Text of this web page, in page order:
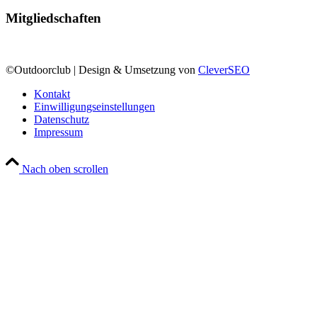
Mitgliedschaften
©Outdoorclub | Design & Umsetzung von CleverSEO
Kontakt
Einwilligungseinstellungen
Datenschutz
Impressum
Nach oben scrollen